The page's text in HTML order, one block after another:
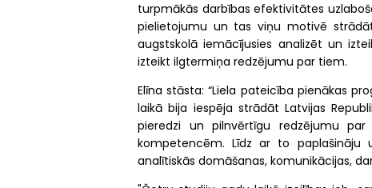
turpmākās darbības efektivitātes
pielietojumu un tas viņu motivē
augstskolā iemācījusies analizēt un
izteikt ilgtermiņa redzējumu par tiem.
Elīna stāsta: “Liela pateicība pienākas
laikā bija iespēja strādāt Latvijas
pieredzi un pilnvērtīgu redzējumu
kompetencēm. Līdz ar to paplašināju
analītiskās domāšanas, komunikācijas,